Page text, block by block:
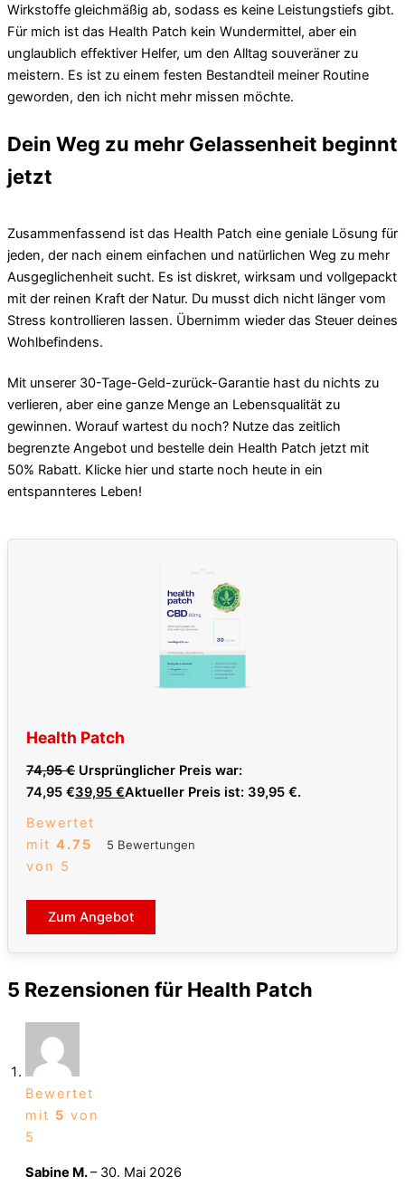
Wirkstoffe gleichmäßig ab, sodass es keine Leistungstiefs gibt.
Für mich ist das Health Patch kein Wundermittel, aber ein
unglaublich effektiver Helfer, um den Alltag souveräner zu
meistern. Es ist zu einem festen Bestandteil meiner Routine
geworden, den ich nicht mehr missen möchte.
Dein Weg zu mehr Gelassenheit beginnt
jetzt
Zusammenfassend ist das Health Patch eine geniale Lösung für
jeden, der nach einem einfachen und natürlichen Weg zu mehr
Ausgeglichenheit sucht. Es ist diskret, wirksam und vollgepackt
mit der reinen Kraft der Natur. Du musst dich nicht länger vom
Stress kontrollieren lassen. Übernimm wieder das Steuer deines
Wohlbefindens.
Mit unserer 30-Tage-Geld-zurück-Garantie hast du nichts zu
verlieren, aber eine ganze Menge an Lebensqualität zu
gewinnen. Worauf wartest du noch? Nutze das zeitlich
begrenzte Angebot und bestelle dein Health Patch jetzt mit
50% Rabatt. Klicke hier und starte noch heute in ein
entspannteres Leben!
Health Patch
74,95€ Ursprünglicher Preis war:
74,95 €39,95 €Aktueller Preis ist: 39,95 €.
Bewertet
mit 4.75
von 5
5 Bewertungen
Zum Angebot
5 Rezensionen für Health Patch
Bewertet
mit 5 von
5
Sabine M.– 30. Mai 2026